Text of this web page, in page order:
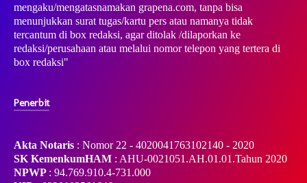
mengaku/mengatasnamakan grapena.com, tanpa bisa
menunjukkan surat tugas/kartu pers atau namanya tidak
tercantum di box redaksi, agar ditolak /dilaporkan ke
redaksi/perusahaan atau melalui nomor telepon yang tertera di
box redaksi"
Penerbit
Akta Notaris : Nomor 22 - 4020041763102140 - 2020
SK KemenkumHAM : AHU-0021051.AH.01.01.Tahun 2020
NPWP : 94.769.910.4-731.000